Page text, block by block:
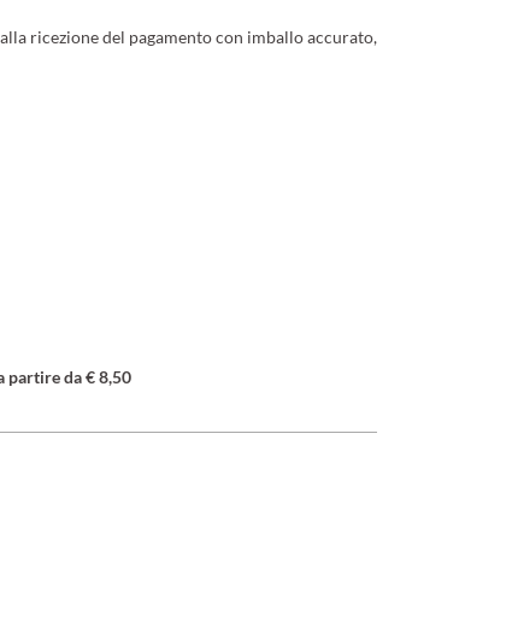
ricezione del pagamento con imballo accurato,
partire da € 8,50